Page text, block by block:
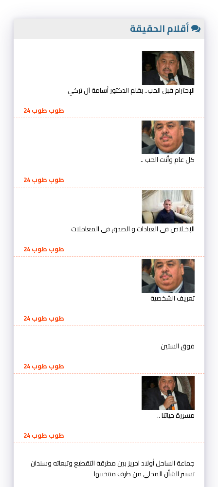
أقلام الحقيقة
الإحترام قبل الحب.. بقلم الدكتور أسامة آل تركي
طوب طوب 24
كل عام وأنت الحب ..
طوب طوب 24
الإخـلاص في العبادات و الصدق في المعاملات
طوب طوب 24
تعريف الشخصية
طوب طوب 24
فوق الستين
طوب طوب 24
مسيرة حياتنا ..
طوب طوب 24
جماعة الساحل أولاد احريز بين مطرقة التقطيع وتبعاته وسندان
تسيير الشأن المحلي من طرف منتخبيها